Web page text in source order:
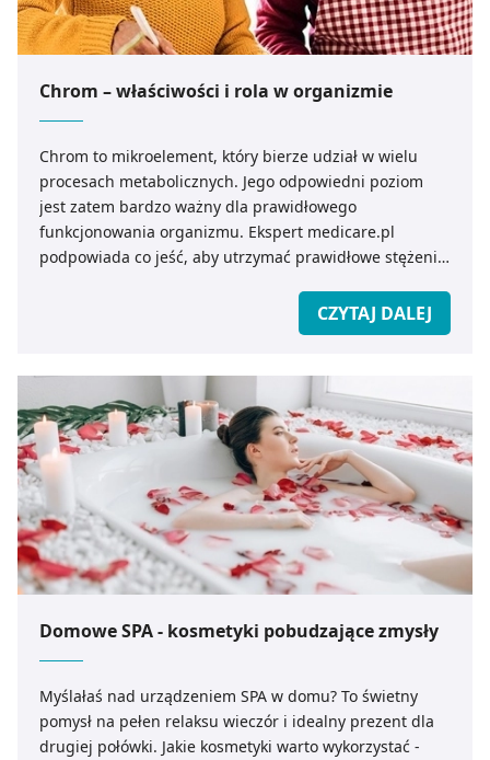
Strony.
Chrom – właściwości i rola w organizmie
Chrom to mikroelement, który bierze udział w wielu
procesach metabolicznych. Jego odpowiedni poziom
jest zatem bardzo ważny dla prawidłowego
funkcjonowania organizmu. Ekspert medicare.pl
podpowiada co jeść, aby utrzymać prawidłowe stężenie
CZYTAJ DALEJ
Domowe SPA - kosmetyki pobudzające zmysły
Myślałaś nad urządzeniem SPA w domu? To świetny
pomysł na pełen relaksu wieczór i idealny prezent dla
drugiej połówki. Jakie kosmetyki warto wykorzystać -